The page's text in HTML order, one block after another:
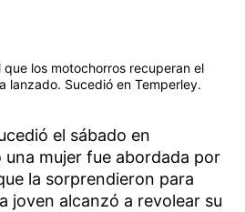
que los motochorros recuperan el
lanzado. Sucedió en Temperley.
el sábado en
una mujer fue abordada por
la sorprendieron para
joven alcanzó a revolear su